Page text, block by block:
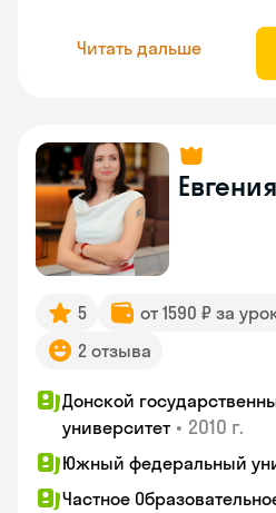
Читать дальше
Евгения
5 от 1590 ₽ за
2 отзыва
Донской
университет • 2010 г.
Южный федеральный
Частное